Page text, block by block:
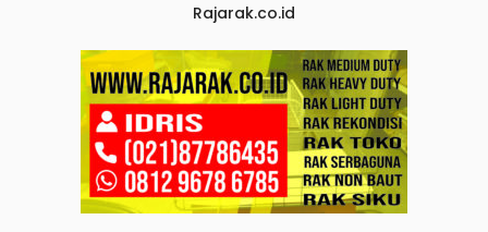
Rajarak.co.id